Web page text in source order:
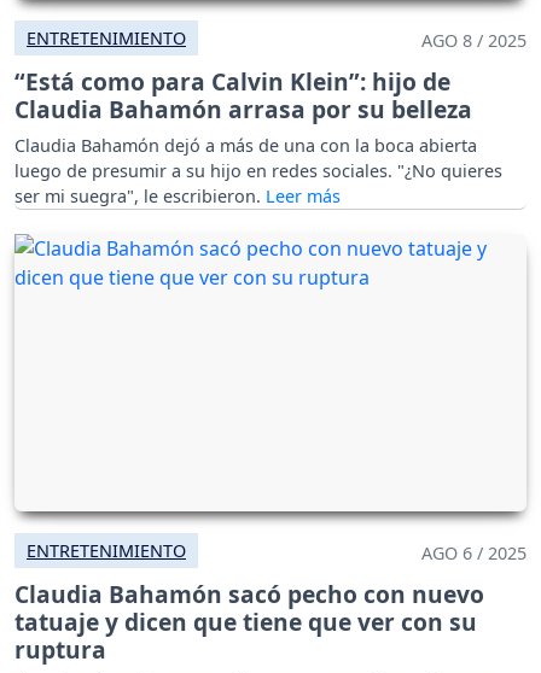
ENTRETENIMIENTO AGO 8 / 2025
“Está como para Calvin Klein”: hijo de
Claudia Bahamón arrasa por su belleza
Claudia Bahamón dejó a más de una con la boca abierta
luego de presumir a su hijo en redes sociales. "¿No quieres
ser mi suegra", le escribieron.
ENTRETENIMIENTO AGO 6 / 2025
Claudia Bahamón sacó pecho con nuevo
tatuaje y dicen que tiene que ver con su
ruptura